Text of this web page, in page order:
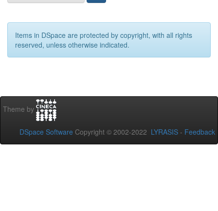
Items in DSpace are protected by copyright, with all rights
reserved, unless otherwise indicated.
Theme by
DSpace Software Copyright © 2002-2022 LYRASIS - Feedback